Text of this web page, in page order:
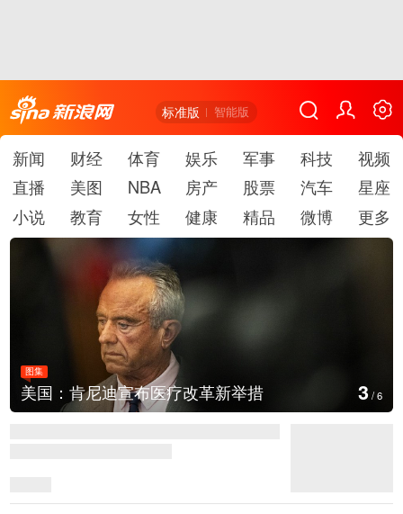
标准版 智能版
新闻 财经 体育 娱乐 军事 科技
视频
直播
美图 NBA 房产 股票 汽车
星座
小说
教育 女性 健康 精品 微博 更多
图集
云南普洱：乡村风光如画 4 /6